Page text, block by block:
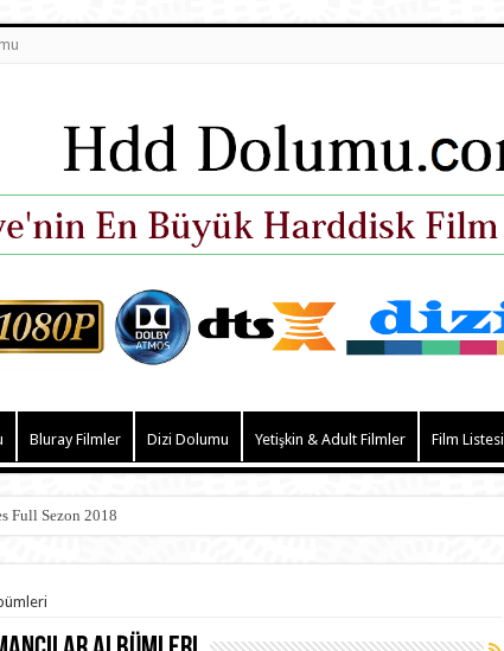
Bluray Filmler Dizi Dolumu Yetişkin & Adult Filmler Film Listesi
Full Sezon 2018